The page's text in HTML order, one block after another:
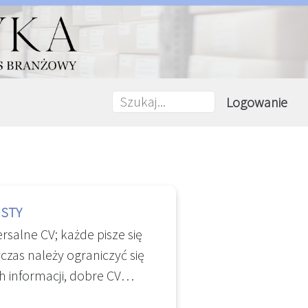
Logowanie
CV; każde pisze się
należy ograniczyć się
informacji, dobre CV
kartce A4. Katalog